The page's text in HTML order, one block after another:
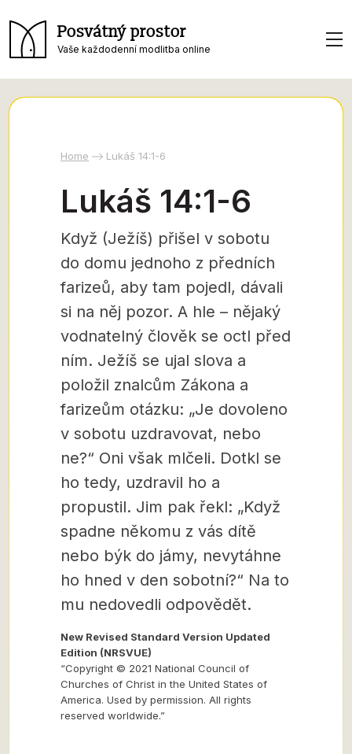
Posvátný prostor
Vaše každodenní modlitba online
Home Lukáš 14:1-6
Lukáš 14:1-6
Když (Ježíš) přišel v sobotu
do domu jednoho z předních
farizeů, aby tam pojedl, dávali
si na něj pozor. A hle – nějaký
vodnatelný člověk se octl před
ním. Ježíš se ujal slova a
položil znalcům Zákona a
farizeům otázku: „Je dovoleno
v sobotu uzdravovat, nebo
ne?“ Oni však mlčeli. Dotkl se
ho tedy, uzdravil ho a
propustil. Jim pak řekl: „Když
spadne někomu z vás dítě
nebo býk do jámy, nevytáhne
ho hned v den sobotní?“ Na to
mu nedovedli odpovědět.
New Revised Standard Version Updated
Edition (NRSVUE)
“Copyright © 2021 National Council of
Churches of Christ in the United States of
America. Used by permission. All rights
reserved worldwide.”